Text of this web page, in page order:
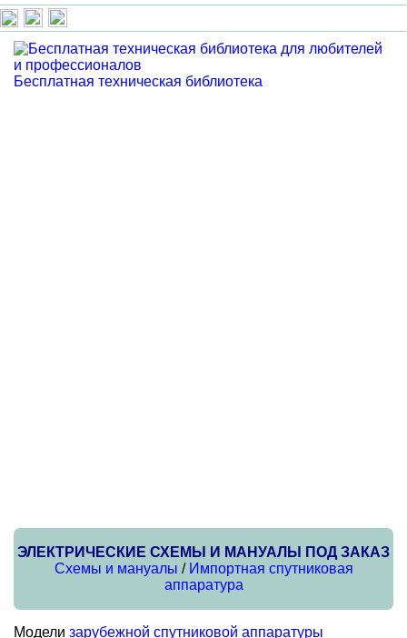
Бесплатная техническая библиотека
ЭЛЕКТРИЧЕСКИЕ СХЕМЫ И МАНУАЛЫ ПОД ЗАКАЗ
Схемы и мануалы / Импортная спутниковая
аппаратура
Модели зарубежной спутниковой аппаратуры